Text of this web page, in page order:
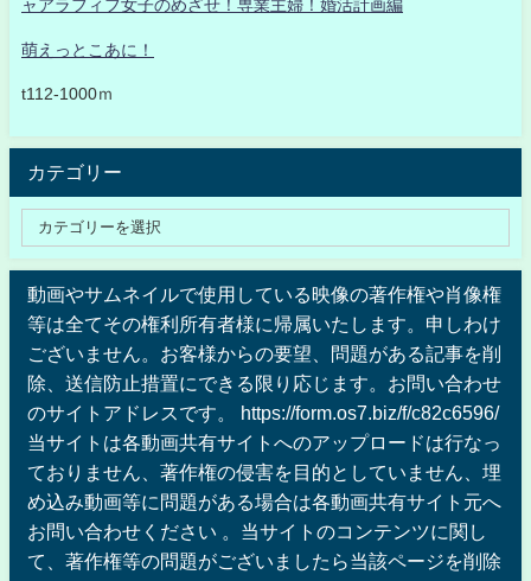
ャアラフィフ女子のめざせ！専業主婦！婚活計画編
萌えっとこあに！
t112-1000ｍ
カテゴリー
動画やサムネイルで使用している映像の著作権や肖像権
等は全てその権利所有者様に帰属いたします。申しわけ
ございません。お客様からの要望、問題がある記事を削
除、送信防止措置にできる限り応じます。お問い合わせ
のサイトアドレスです。 https://form.os7.biz/f/c82c6596/
当サイトは各動画共有サイトへのアップロードは行なっ
ておりません、著作権の侵害を目的としていません、埋
め込み動画等に問題がある場合は各動画共有サイト元へ
お問い合わせください 。当サイトのコンテンツに関し
て、著作権等の問題がございましたら当該ページを削除